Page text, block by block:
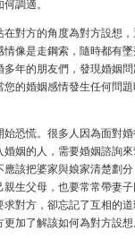
調適。
對方的角度為對方設想
像是走鋼索，隨時都有
年的朋友們，發現婚姻
的婚姻感情發生任何問
恐慌。很多人因為面對
姻的人，需要婚姻諮詢
該把婆家與娘家清楚劃
生父母，也要常常帶妻
對方，卻忘記了互相的
加了解該如何為對方設想